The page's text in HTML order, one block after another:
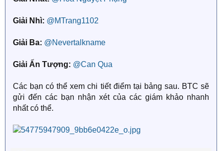
Giải Nhì: @MTrang1102
Giải Ba: @Nevertalkname
Giải Ấn Tượng: @Can Qua
Các bạn có thể xem chi tiết điểm tại bảng sau. BTC sẽ
gửi đến các bạn nhận xét của các giám khảo nhanh
nhất có thể.